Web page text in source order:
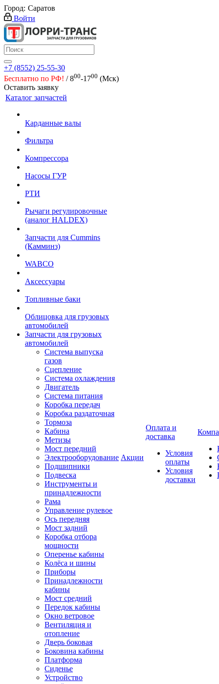
Город: Саратов
Войти
+7 (8552) 25-55-30
Бесплатно по РФ! / 800-1700 (Мск)
Оставить заявку
Каталог запчастей
Карданные валы
Фильтра
Компрессора
Насосы ГУР
РТИ
Рычаги регулировочные
(аналог HALDEX)
Запчасти для Cummins
(Камминз)
WABCO
Аксессуары
Топливные баки
Облицовка для грузовых
автомобилей
Запчасти для грузовых
автомобилей
Система выпуска
газов
Сцепление
Система охлаждения
Двигатель
Система питания
Коробка передач
Коробка раздаточная
Тормоза
Кабина
Метизы
Мост передний
Электрооборудование
Подшипники
Подвеска
Инструменты и
принадлежности
Рама
Управление рулевое
Ось передняя
Мост задний
Коробка отбора
мощности
Оперенье кабины
Колёса и шины
Приборы
Принадлежности
кабины
Мост средний
Передок кабины
Окно ветровое
Вентиляция и
отопление
Дверь боковая
Боковина кабины
Платформа
Сиденье
Устройство
Акции
Оплата и
доставка
Условия
оплаты
Условия
доставки